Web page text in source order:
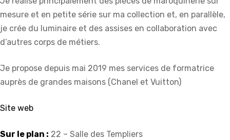
mesure et en petite série sur ma collection et, en parallèle,
je crée du luminaire et des assises en collaboration avec
d’autres corps de métiers.
Je propose depuis mai 2019 mes services de formatrice
auprès de grandes maisons (Chanel et Vuitton)
Site web
Sur le plan : 22 – Salle des Templiers